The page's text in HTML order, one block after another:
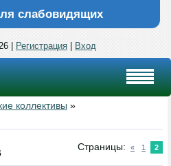
слабовидящих
| Регистрация Вход
коллективы »
Страницы: « 1 2